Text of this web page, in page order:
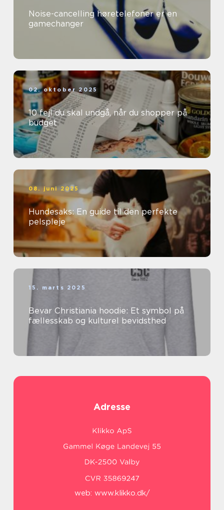
Noise-cancelling høretelefoner er en
gamechanger
02. oktober 2025
10 fejl du skal undgå, når du shopper på
budget
08. juni 2025
Hundesaks: En guide til den perfekte
pelspleje
15. marts 2025
Bevar Christiania hoodie: Et symbol på
fællesskab og kulturel bevidsthed
Adresse
web: www.klikko.dk/